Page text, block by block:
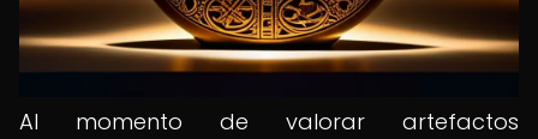
Al momento de valorar artefactos